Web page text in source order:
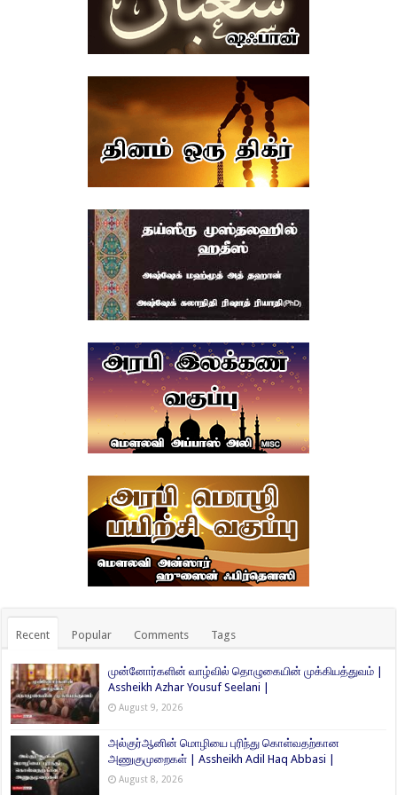
Recent Popular Comments Tags
முன்னோர்களின் வாழ்வில் தொழுகையின் முக்கியத்துவம் |
Assheikh Azhar Yousuf Seelani |
August 9, 2026
அல்குர்ஆனின் மொழியை புரிந்து கொள்வதற்கான
அணுகுமுறைகள் | Assheikh Adil Haq Abbasi |
August 8, 2026